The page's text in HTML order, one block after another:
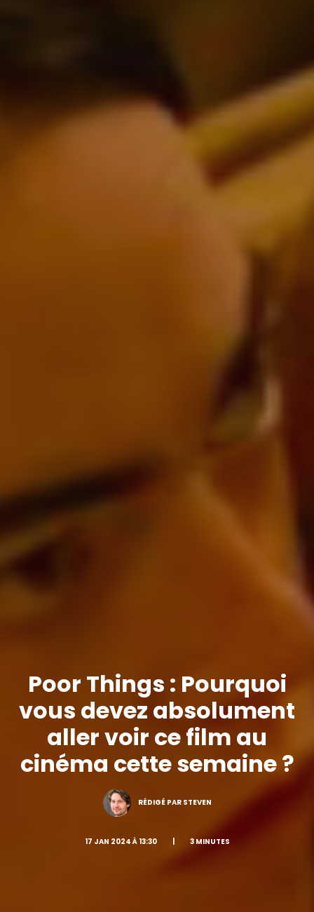
Poor Things : Pourquoi
vous devez absolument
aller voir ce film au
cinéma cette semaine ?
RÉDIGÉ PAR STEVEN
17 JAN 2024 À 13:30 | 3 MINUTES